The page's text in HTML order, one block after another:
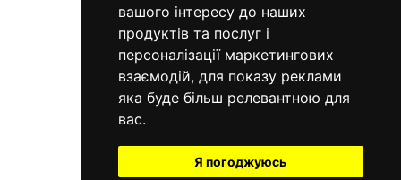
вашого інтересу до наших
продуктів та послуг і
персоналізації маркетингових
взаємодій, для показу реклами
яка буде більш релевантною для
вас.
Я погоджуюсь
098 640-93-46
Контактна інформація
Повна версія сайту
© 2014—2026